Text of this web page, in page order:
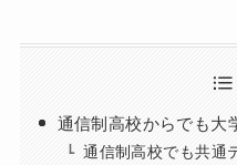
通信制高校からでも大
通信制高校でも共通